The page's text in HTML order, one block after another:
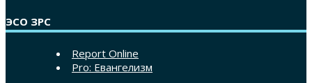
ЭСО ЗРС
Report Online
Pro: Евангелизм